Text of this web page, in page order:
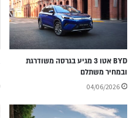
BYD אטו 3 מגיע בגרסה משודרגת
ובמחיר משתלם
04/06/2026